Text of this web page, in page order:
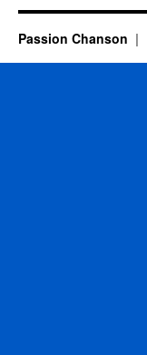
Passion Chanson